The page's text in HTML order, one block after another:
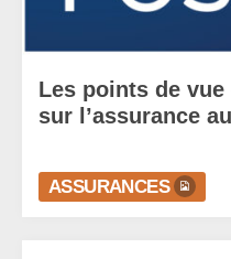
Les points de
sur l’assurance
ASSURANCES